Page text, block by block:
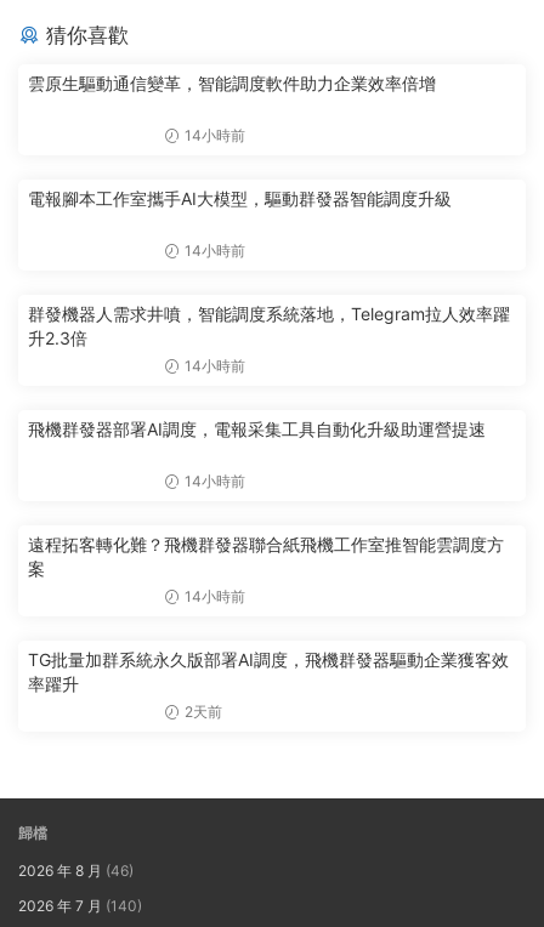
猜你喜歡
雲原生驅動通信變革，智能調度軟件助力企業效率倍增
14小時前
電報腳本工作室攜手AI大模型，驅動群發器智能調度升級
14小時前
群發機器人需求井噴，智能調度系統落地，Telegram拉人效率躍
升2.3倍
14小時前
飛機群發器部署AI調度，電報采集工具自動化升級助運營提速
14小時前
遠程拓客轉化難？飛機群發器聯合紙飛機工作室推智能雲調度方
案
14小時前
TG批量加群系統永久版部署AI調度，飛機群發器驅動企業獲客效
率躍升
2天前
歸檔
2026 年 8 月 (46)
2026 年 7 月 (140)